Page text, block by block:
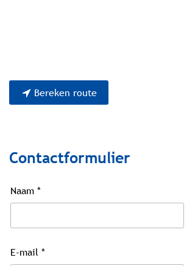
Bereken route
Contactformulier
Naam
E-mail